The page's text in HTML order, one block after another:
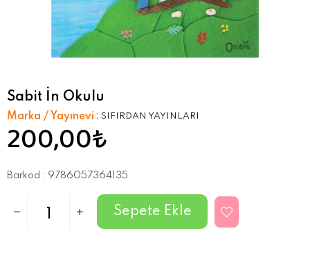
Sabit İn Okulu
Marka / Yayınevi : SIFIRDAN YAYINLARI
200,00₺
Barkod : 9786057364135